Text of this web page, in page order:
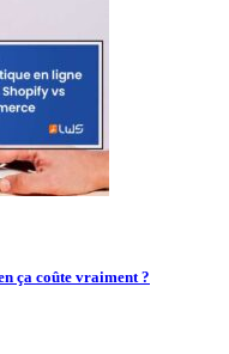
ça coûte vraiment ?